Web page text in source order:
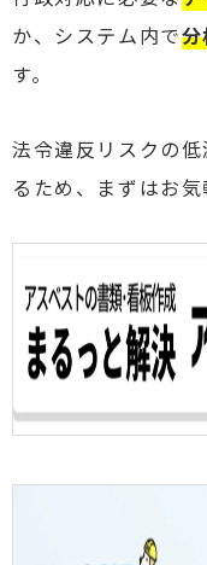
か、システム内で
す。
法令違反リスクの
るため、まずはお気